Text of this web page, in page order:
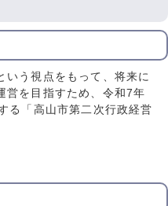
う視点をもって、将来に
営を目指すため、令和7年
る「高山市第二次行政経営